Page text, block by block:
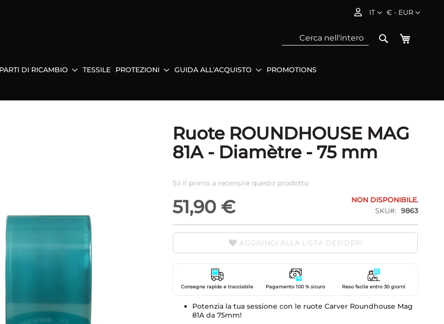
Valuta
€ - EUR
Lingua
IT
Carrello
Search
PARTI DI RICAMBIO TESSILE PROTEZIONI GUIDA ALL'ACQUISTO PROMOTIONS
Ruote ROUNDHOUSE MAG
81A - Diamètre - 75 mm
Sii il primo a recensire questo prodotto
51,90 €
NON DISPONIBILE.
SKU
9863
AGGIUNGI ALLA LISTA DESIDERI
Consegna rapida e tracciabile Pagamento 100 % sicuro Reso facile entro 30 giorni
Potenzia la tua sessione con le ruote Carver Roundhouse Mag
81A da 75mm!